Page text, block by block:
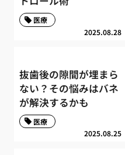
2025.08.28
医療
抜歯後の隙間が埋まら
ない？その悩みはバネ
が解決するかも
2025.08.25
医療